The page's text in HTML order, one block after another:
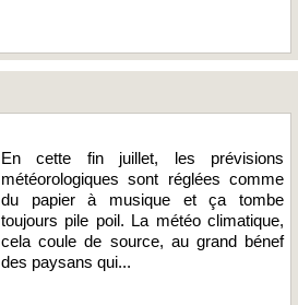
En cette fin juillet, les prévisions
météorologiques sont réglées comme
du papier à musique et ça tombe
toujours pile poil. La météo climatique,
cela coule de source, au grand bénef
des paysans qui...